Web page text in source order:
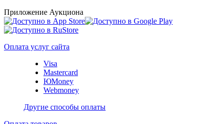
Приложение Аукциона
Оплата услуг сайта
Visa
Mastercard
ЮMoney
Webmoney
Другие способы оплаты